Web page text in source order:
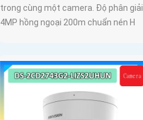
trong cùng một camera. Độ phân giải
4MP hồng ngoại 200m chuẩn nén H